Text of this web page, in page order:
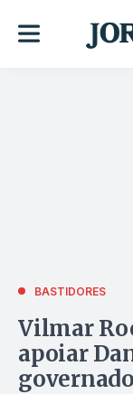
BASTIDORES
Vilmar
apoiar